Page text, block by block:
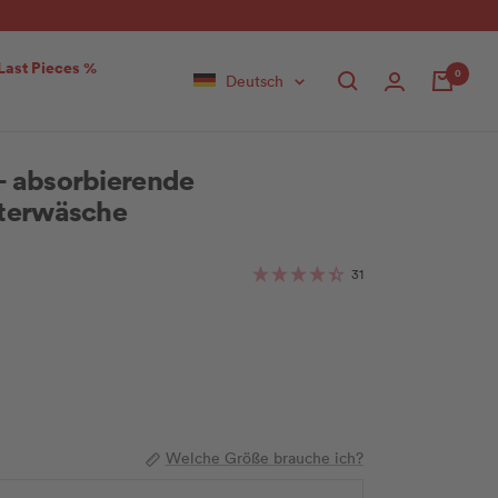
Pieces %
SpracheDeutsch 0
absorbierende
31
Welche Größe brauche ich?